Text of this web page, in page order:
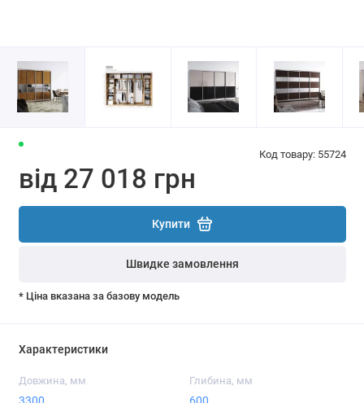
Код товару: 55724
від 27 018 грн
Купити
Швидке замовлення
* Ціна вказана за базову модель
Характеристики
Довжина, мм Глибина, мм